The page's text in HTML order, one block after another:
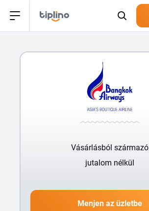
Vásárlásból származó
jutalom nélkül
Menjen az üzletbe